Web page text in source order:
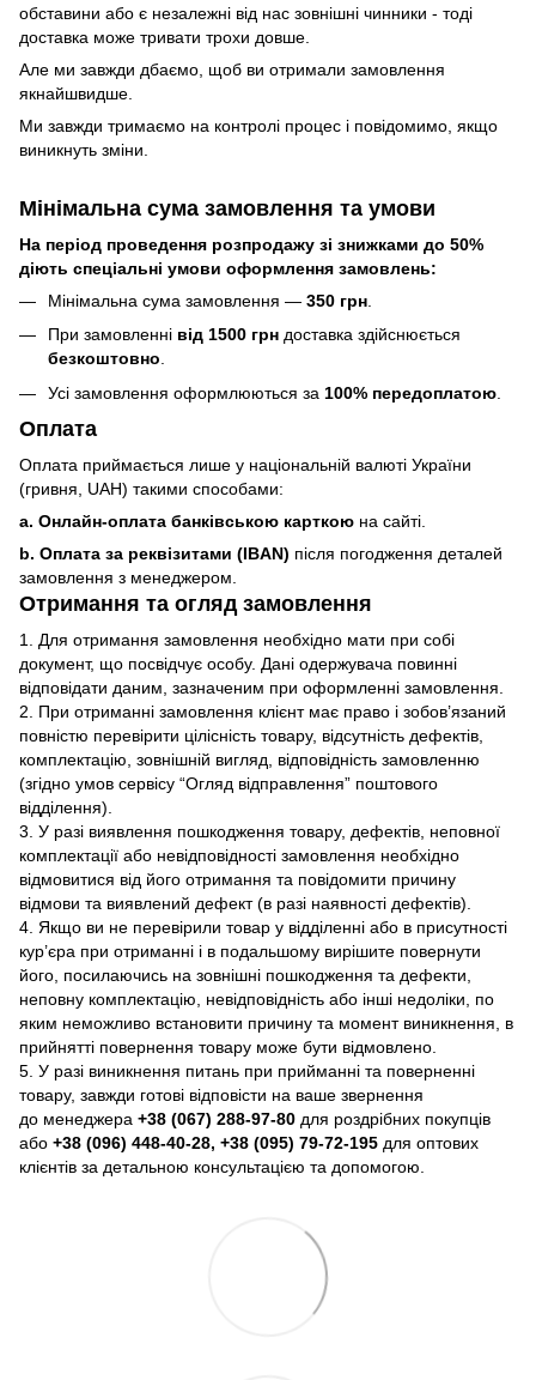
обставини або є незалежні від нас зовнішні чинники - тоді
доставка може тривати трохи довше.
Але ми завжди дбаємо, щоб ви отримали замовлення
якнайшвидше.
Ми завжди тримаємо на контролі процес і повідомимо, якщо
виникнуть зміни.
Мінімальна сума замовлення та умови
На період проведення розпродажу зі знижками до 50%
діють спеціальні умови оформлення замовлень:
Мінімальна сума замовлення — 350 грн
При замовленні від 1500 грн доставка здійснюється
безкоштовно.
Усі замовлення оформлюються за 100% передоплатою
Оплата
Оплата приймається лише у національній валюті України
(гривня, UAH) такими способами:
a. Онлайн-оплата банківською карткою на сайті.
b. Оплата за реквізитами (IBAN) після погодження деталей
замовлення з менеджером.
Отримання та огляд замовлення
1. Для отримання замовлення необхідно мати при собі
документ, що посвідчує особу. Дані одержувача повинні
відповідати даним, зазначеним при оформленні замовлення.
2. При отриманні замовлення клієнт має право і зобов’язаний
повністю перевірити цілісність товару, відсутність дефектів,
комплектацію, зовнішній вигляд, відповідність замовленню
(згідно умов сервісу “Огляд відправлення” поштового
відділення).
3. У разі виявлення пошкодження товару, дефектів, неповної
комплектації або невідповідності замовлення необхідно
відмовитися від його отримання та повідомити причину
відмови та виявлений дефект (в разі наявності дефектів).
4. Якщо ви не перевірили товар у відділенні або в присутності
кур’єра при отриманні і в подальшому вирішите повернути
його, посилаючись на зовнішні пошкодження та дефекти,
неповну комплектацію, невідповідність або інші недоліки, по
яким неможливо встановити причину та момент виникнення, в
прийнятті повернення товару може бути відмовлено.
5. У разі виникнення питань при прийманні та поверненні
товару, завжди готові відповісти на ваше звернення
до менеджера +38 (067) 288-97-80 для роздрібних покупців
або +38 (096) 448-40-28, +38 (095) 79-72-195 для оптових
клієнтів за детальною консультацією та допомогою.